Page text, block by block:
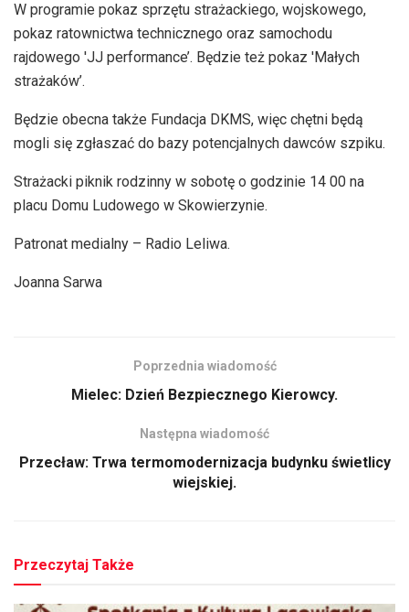
W programie pokaz sprzętu strażackiego, wojskowego,
pokaz ratownictwa technicznego oraz samochodu
rajdowego 'JJ performance’. Będzie też pokaz 'Małych
strażaków’.
Będzie obecna także Fundacja DKMS, więc chętni będą
mogli się zgłaszać do bazy potencjalnych dawców szpiku.
Strażacki piknik rodzinny w sobotę o godzinie 14 00 na
placu Domu Ludowego w Skowierzynie.
Patronat medialny – Radio Leliwa.
Joanna Sarwa
Poprzednia wiadomość
Mielec: Dzień Bezpiecznego Kierowcy.
Następna wiadomość
Przecław: Trwa termomodernizacja budynku świetlicy
wiejskiej.
Przeczytaj Także